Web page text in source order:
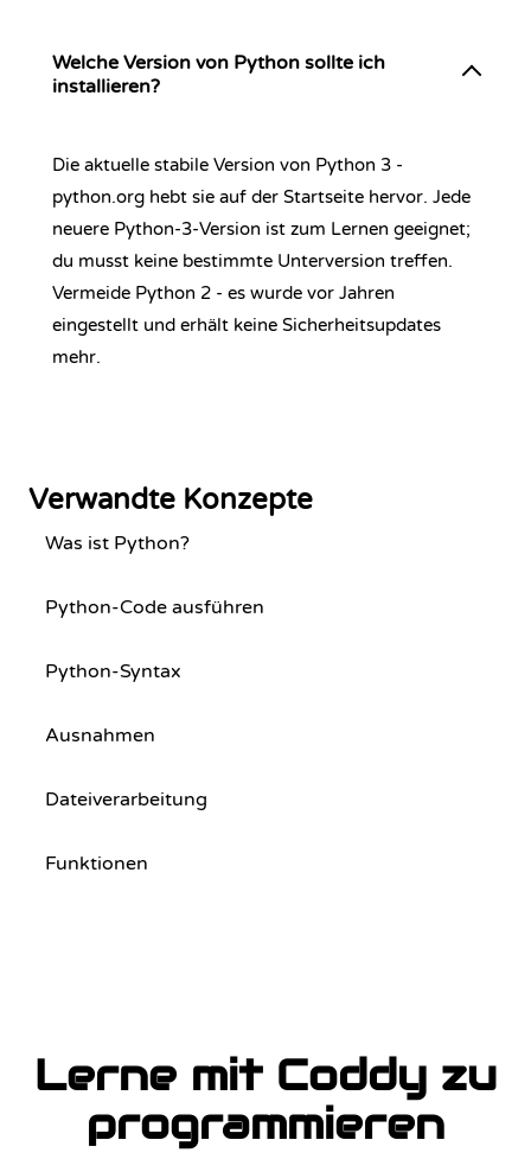
Welche Version von Python sollte ich
installieren?
Die aktuelle stabile Version von Python 3 -
python.org hebt sie auf der Startseite hervor. Jede
neuere Python-3-Version ist zum Lernen geeignet;
du musst keine bestimmte Unterversion treffen.
Vermeide Python 2 - es wurde vor Jahren
eingestellt und erhält keine Sicherheitsupdates
mehr.
Verwandte Konzepte
Was ist Python?
Python-Code ausführen
Python-Syntax
Ausnahmen
Dateiverarbeitung
Funktionen
Lerne mit Coddy zu
programmieren